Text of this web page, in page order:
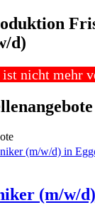
d)
nicht mehr
(m/w/